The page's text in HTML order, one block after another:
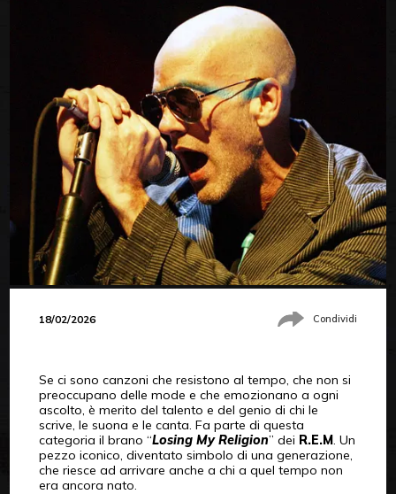
18/02/2026 Condividi
Se ci sono canzoni che resistono al tempo, che non si
preoccupano delle mode e che emozionano a ogni
ascolto, è merito del talento e del genio di chi le
scrive, le suona e le canta. Fa parte di questa
categoria il brano “Losing My Religion” dei R.E.M. Un
pezzo iconico, diventato simbolo di una generazione,
che riesce ad arrivare anche a chi a quel tempo non
era ancora nato.